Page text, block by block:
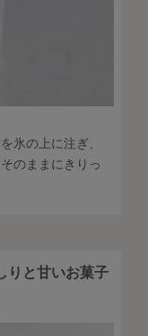
氷の上に注ぎ、
のままにきりっ
りと甘いお菓子